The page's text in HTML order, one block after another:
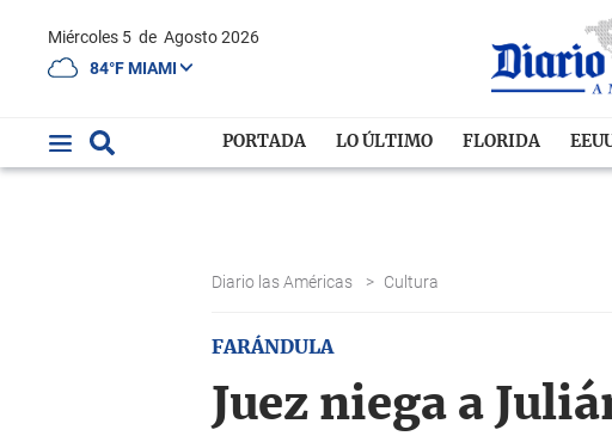
Miércoles 5 de Agosto 2026
84°F MIAMI
PORTADA LO ÚLTIMO FLORIDA
Diario las Américas > Cultura
FARÁNDULA
Juez niega a